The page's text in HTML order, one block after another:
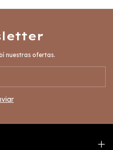
nuestras ofertas.